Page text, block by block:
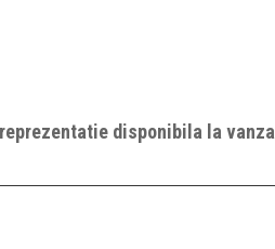
disponibila la